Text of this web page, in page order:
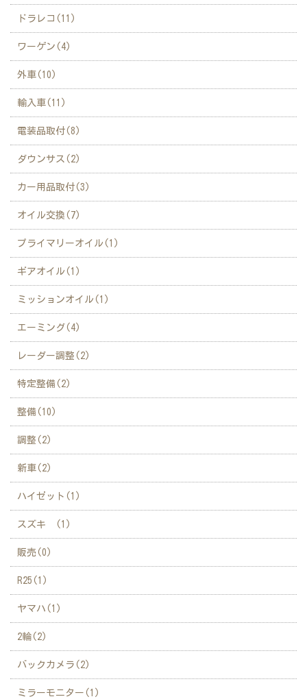
ドラレコ(11)
ワーゲン(4)
外車(10)
輸入車(11)
電装品取付(8)
ダウンサス(2)
カー用品取付(3)
オイル交換(7)
プライマリーオイル(1)
ギアオイル(1)
ミッションオイル(1)
エーミング(4)
レーダー調整(2)
特定整備(2)
整備(10)
調整(2)
新車(2)
ハイゼット(1)
スズキ (1)
販売(0)
R25(1)
ヤマハ(1)
2輪(2)
バックカメラ(2)
ミラーモニター(1)